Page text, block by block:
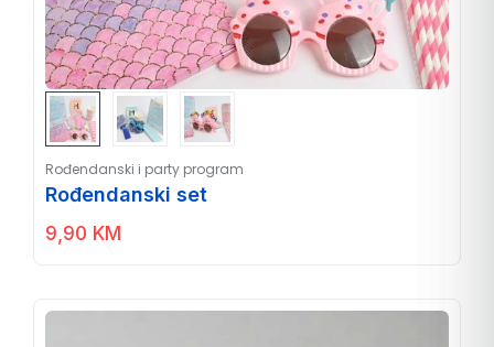
Rođendanski i party program
Rođendanski set
9,90 KM